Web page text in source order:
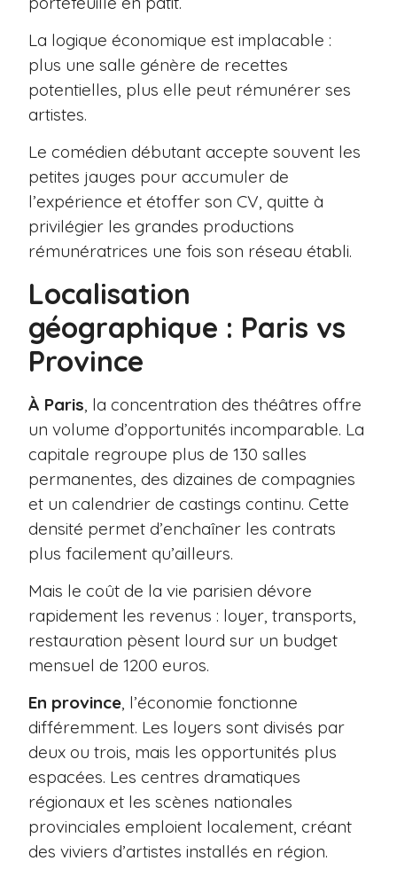
La logique économique est implacable :
plus une salle génère de recettes
potentielles, plus elle peut rémunérer ses
artistes.
Le comédien débutant accepte souvent les
petites jauges pour accumuler de
l’expérience et étoffer son CV, quitte à
privilégier les grandes productions
rémunératrices une fois son réseau établi.
Localisation
géographique : Paris vs
Province
À Paris , la concentration des théâtres offre
un volume d’opportunités incomparable. La
capitale regroupe plus de 130 salles
permanentes, des dizaines de compagnies
et un calendrier de castings continu. Cette
densité permet d’enchaîner les contrats
plus facilement qu’ailleurs.
Mais le coût de la vie parisien dévore
rapidement les revenus : loyer, transports,
restauration pèsent lourd sur un budget
mensuel de 1200 euros.
En province, l’économie fonctionne
différemment. Les loyers sont divisés par
deux ou trois, mais les opportunités plus
espacées. Les centres dramatiques
régionaux et les scènes nationales
provinciales emploient localement, créant
des viviers d’artistes installés en région.